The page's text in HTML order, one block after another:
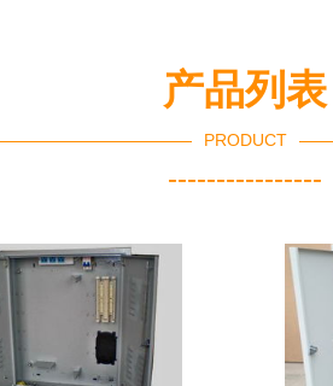
产品列表
PRODUCT
----------------